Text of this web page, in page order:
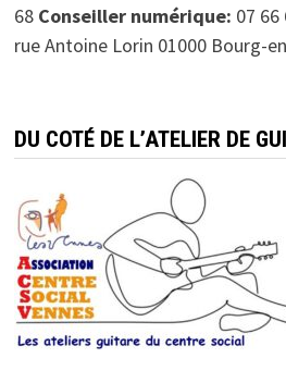
68 Conseiller numérique: 07 66
rue Antoine Lorin 01000 Bourg-
DU COTÉ DE L’ATELIER DE